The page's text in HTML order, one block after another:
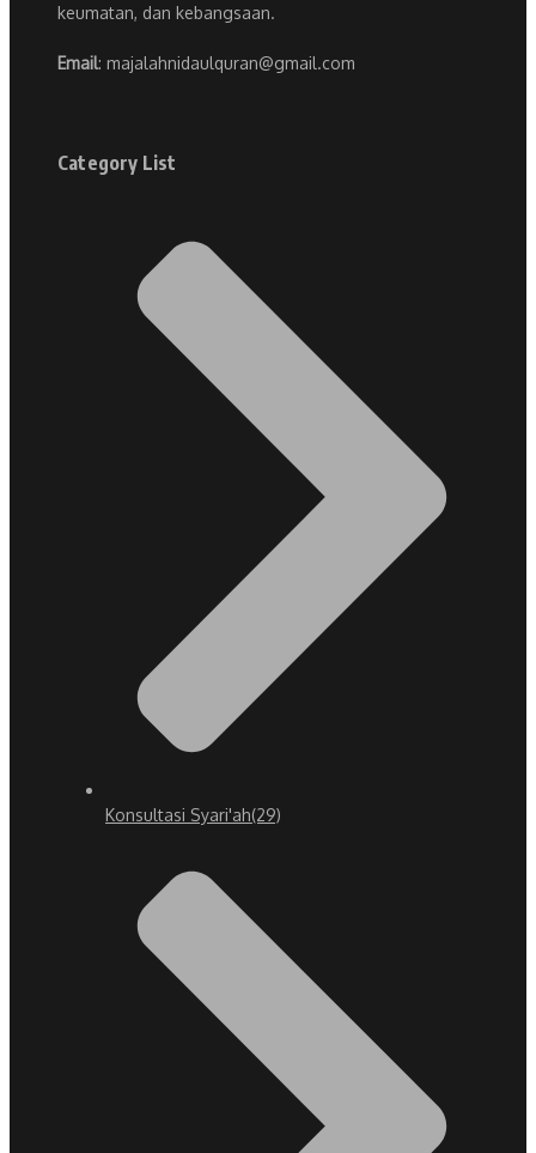
keumatan, dan kebangsaan.
Email: majalahnidaulquran@gmail.com
Category List
Konsultasi Syari'ah(29)